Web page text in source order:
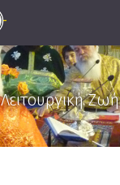
Λειτουργική Ζωή